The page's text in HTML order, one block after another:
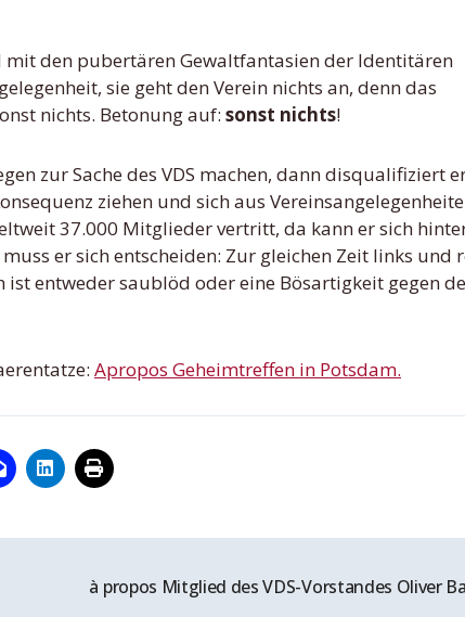
den pubertären Gewaltfantasien der Identitären
sie geht den Verein nichts an, denn das
nichts. Betonung auf: sonst nichts!
zur Sache des VDS machen, dann disqualifiziert
ziehen und sich aus
37.000 Mitglieder vertritt, da kann er sich
er sich entscheiden: Zur gleichen Zeit links und
ist entweder saublöd oder eine Bösartigkeit gegen
Apropos Geheimtreffen in Potsdam.
à propos Mitglied des VDS-Vorstandes Oliver